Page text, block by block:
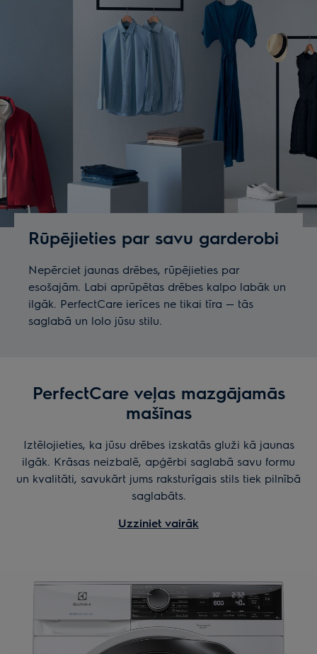
Rūpējieties par savu garderobi
Nepērciet jaunas drēbes, rūpējieties par
esošajām. Labi aprūpētas drēbes kalpo labāk un
ilgāk. PerfectCare ierīces ne tikai tīra — tās
saglabā un lolo jūsu stilu.
PerfectCare veļas mazgājamās
mašīnas
Iztēlojieties, ka jūsu drēbes izskatās gluži kā jaunas
ilgāk. Krāsas neizbalē, apģērbi saglabā savu formu
un kvalitāti, savukārt jums raksturīgais stils tiek pilnībā
saglabāts.
Uzziniet vairāk